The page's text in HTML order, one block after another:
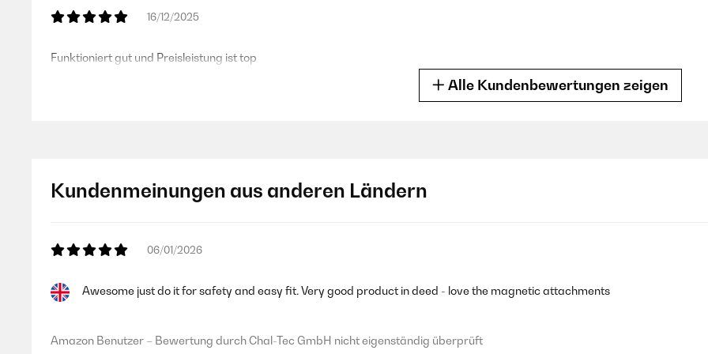
16/12/2025
Funktioniert gut und Preisleistung ist top
Amazon Benutzer – Bewertung durch Chal-Tec GmbH nicht eigenständig überprüft
Zunächst erfüllt der Rauchmelder auf den ersten Blick alle Erwartungen. Formschön und auch der Test verlief positiv. Den
was passiert bei einem nach November 2033 eventuell auftretenden Garantiefall???Deshalb von uns ein Stern Abzug.
Amazon Benutzer – Bewertung durch Chal-Tec GmbH nicht eigenständig überprüft
17/07/2025
Alle Kundenbewertungen zeigen
Kundenmeinungen aus anderen Ländern
06/01/2026
Awesome just do it for safety and easy fit. Very good product in deed - love the magnetic attachments
Amazon Benutzer – Bewertung durch Chal-Tec GmbH nicht eigenständig überprüft